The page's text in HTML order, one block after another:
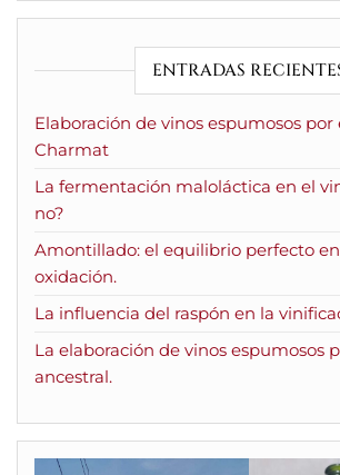
ENTRADAS
Elaboración de vinos espumosos
Charmat
La fermentación maloláctica en el
no?
Amontillado: el equilibrio perfecto
oxidación.
La influencia del raspón en la
La elaboración de vinos espumosos
ancestral.